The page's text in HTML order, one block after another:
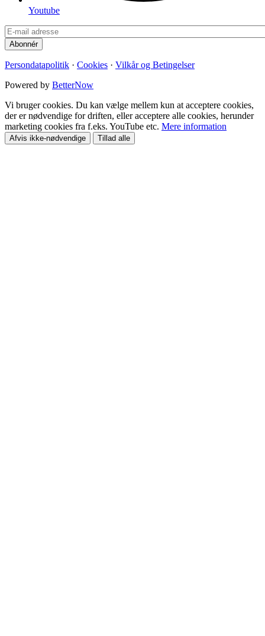
Youtube
Persondatapolitik · Cookies · Vilkår og Betingelser
Powered by BetterNow
Vi bruger cookies. Du kan vælge mellem kun at acceptere cookies,
der er nødvendige for driften, eller acceptere alle cookies, herunder
marketing cookies fra f.eks. YouTube etc. Mere information
Afvis ikke-nødvendige Tillad alle